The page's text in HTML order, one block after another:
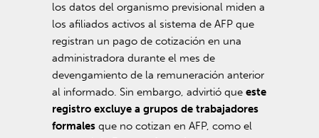
los datos del organismo previsional miden a
los afiliados activos al sistema de AFP que
registran un pago de cotización en una
administradora durante el mes de
devengamiento de la remuneración anterior
al informado. Sin embargo, advirtió queeste
registro excluye a grupos de trabajadores
formales que no cotizan en AFP, como el